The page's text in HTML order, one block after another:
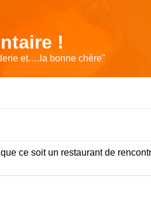
!
et….la bonne chère"
ce soit un restaurant de